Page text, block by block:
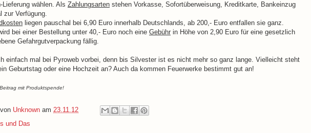
Lieferung wählen. Als Zahlungsarten stehen Vorkasse, Sofortüberweisung, Kreditkarte, Bankeinzug
zur Verfügung.
liegen pauschal bei 6,90 Euro innerhalb Deutschlands, ab 200,- Euro entfallen sie ganz.
bei einer Bestellung unter 40,- Euro noch eine Gebühr in Höhe von 2,90 Euro für eine gesetzlich
Gefahrgutverpackung fällig.
einfach mal bei Pyroweb vorbei, denn bis Silvester ist es nicht mehr so ganz lange. Vielleicht steht
Geburtstag oder eine Hochzeit an? Auch da kommen Feuerwerke bestimmt gut an!
mit Produktspende!
Unknown am 23.11.12
und Das